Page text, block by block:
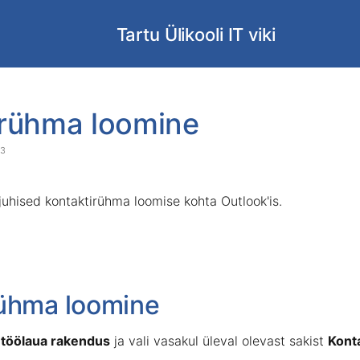
Tartu Ülikooli IT viki
loomine
kontaktirühma loomise kohta Outlook'is.
loomine
rakendus ja vali vasakul üleval olevast sakist